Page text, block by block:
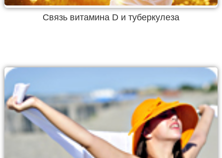
Связь витамина D и туберкулеза